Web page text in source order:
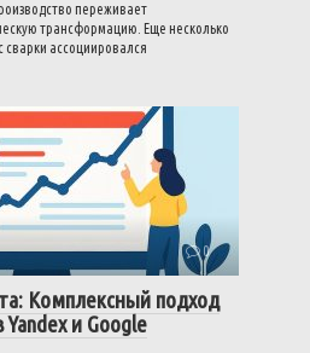
переживает
трансформацию. Еще несколько
сварки ассоциировался
0
Комплексный подход
и Google